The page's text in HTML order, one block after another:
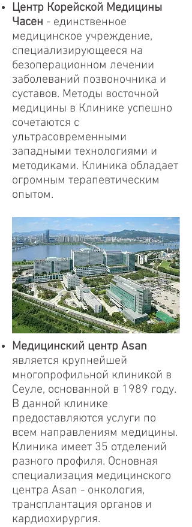
Центр Корейской Медицины
Часен - единственное
медицинское учреждение,
специализирующееся на
безоперационном лечении
заболеваний позвоночника и
суставов. Методы восточной
медицины в Клинике успешно
сочетаются с
ультрасовременными
западными технологиями и
методиками. Клиника обладает
огромным терапевтическим
опытом.
Медицинский центр Аsan
является крупнейшей
многопрофильной клиникой в
Сеуле, основанной в 1989 году.
В данной клинике
предоставляются услуги по
всем направлениям медицины.
Клиника имеет 35 отделений
разного профиля. Основная
специализация медицинского
центра Asan - онкология,
трансплантация органов и
кардиохирургия.